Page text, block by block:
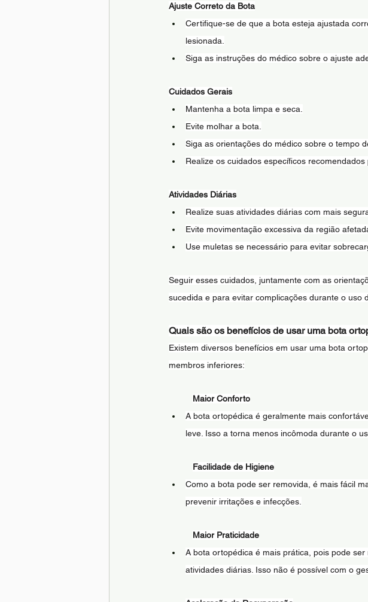
Ajuste Correto da Bota
Certifique-se de que a bota esteja ajustada
lesionada.
Siga as instruções do médico sobre o ajuste
Cuidados Gerais
Mantenha a bota limpa e seca.
Evite molhar a bota.
Siga as orientações do médico sobre o tempo
Realize os cuidados específicos recomendados
Atividades Diárias
Realize suas atividades diárias com mais
Evite movimentação excessiva da região
Use muletas se necessário para evitar
Seguir esses cuidados, juntamente com as
sucedida e para evitar complicações durante o uso
Quais são os benefícios de usar uma bota
Existem diversos benefícios em usar uma bota
membros inferiores:
Maior Conforto
A bota ortopédica é geralmente mais
leve. Isso a torna menos incômoda durante o
Facilidade de Higiene
Como a bota pode ser removida, é mais fácil
prevenir irritações e infecções.
Maior Praticidade
A bota ortopédica é mais prática, pois pode
atividades diárias. Isso não é possível com o